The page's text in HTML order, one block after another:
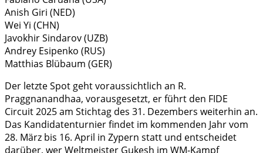
Anish Giri (NED)
Wei Yi (CHN)
Javokhir Sindarov (UZB)
Andrey Esipenko (RUS)
Matthias Blübaum (GER)
Der letzte Spot geht voraussichtlich an R.
Praggnanandhaa, vorausgesetzt, er führt den FIDE
Circuit 2025 am Stichtag des 31. Dezembers weiterhin an.
Das Kandidatenturnier findet im kommenden Jahr vom
28. März bis 16. April in Zypern statt und entscheidet
darüber, wer Weltmeister Gukesh im WM-Kampf